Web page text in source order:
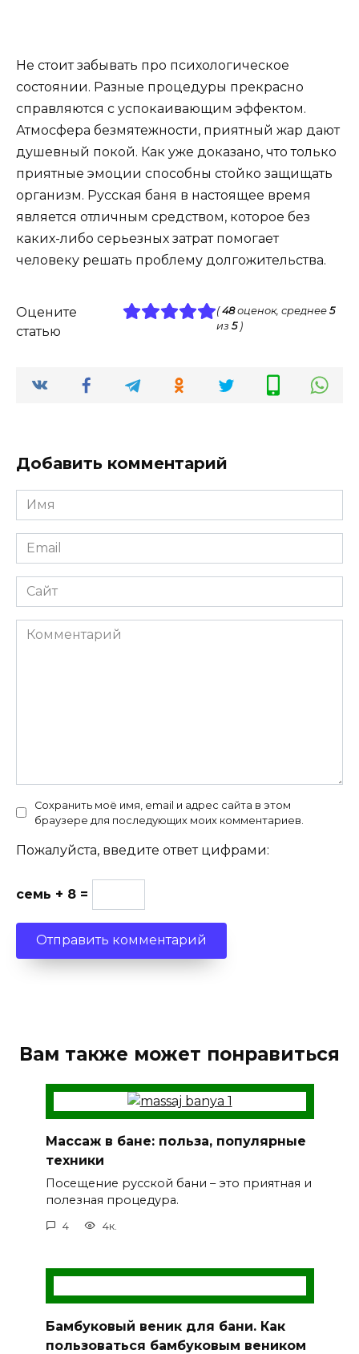
Не стоит забывать про психологическое
состоянии. Разные процедуры прекрасно
справляются с успокаивающим эффектом.
Атмосфера безмятежности, приятный жар дают
душевный покой. Как уже доказано, что только
приятные эмоции способны стойко защищать
организм. Русская баня в настоящее время
является отличным средством, которое без
каких-либо серьезных затрат помогает
человеку решать проблему долгожительства.
Оцените
статью
(48оценок, среднее 5
из 5)
Добавить комментарий
Имя
*
Email
*
Сайт
Комментарий
Сохранить моё имя, email и адрес сайта в этом
браузере для последующих моих комментариев.
Пожалуйста, введите ответ цифрами:
семь + 8 =
Вам также может понравиться
Массаж в бане: польза, популярные
техники
Посещение русской бани – это приятная и
полезная процедура.
4 4к.
Бамбуковый веник для бани. Как
пользоваться бамбуковым веником